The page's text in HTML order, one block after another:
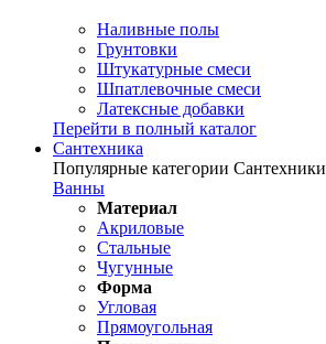
Наливные полы
Грунтовки
Штукатурные смеси
Шпатлевочные смеси
Латексные добавки
Перейти в полный каталог
Сантехника
Популярные категории Сантехники
Ванны
Материал
Акриловые
Стальные
Чугунные
Форма
Угловая
Прямоугольная